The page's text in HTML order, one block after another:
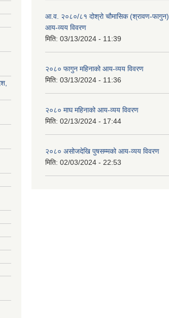
आ.व. २०८०/८१ दोश्रो चौमासिक (श्रावण-फागुन)
आय-व्यय विवरण
मिति: 03/13/2024 - 11:39
२०८० फागुन महिनाको आय-व्यय विवरण
मिति: 03/13/2024 - 11:36
२०८० माघ महिनाको आय-व्यय विवरण
मिति: 02/13/2024 - 17:44
२०८० असोजदेखि पुषसम्मको आय-व्यय विवरण
मिति: 02/03/2024 - 22:53